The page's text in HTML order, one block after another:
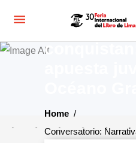
Narrativas
Home /
Conversatorio: